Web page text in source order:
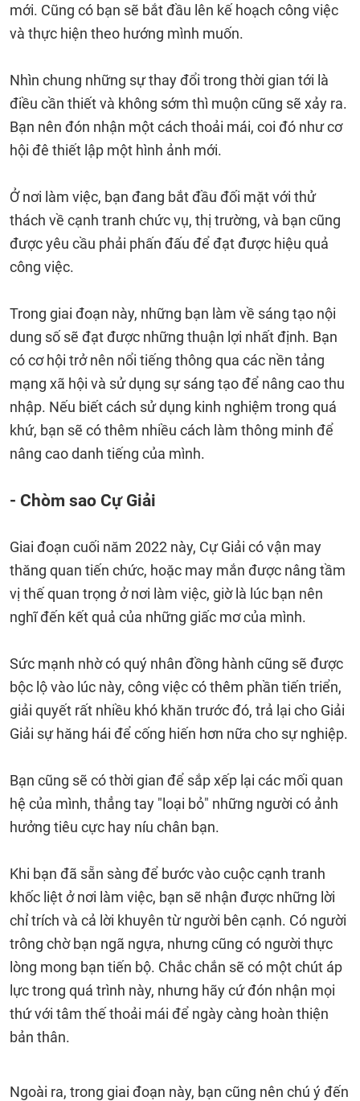
mới. Cũng có bạn sẽ bắt đầu lên kế hoạch công việc
và thực hiện theo hướng mình muốn.
Nhìn chung những sự thay đổi trong thời gian tới là
điều cần thiết và không sớm thì muộn cũng sẽ xảy ra.
Bạn nên đón nhận một cách thoải mái, coi đó như cơ
hội đê thiết lập một hình ảnh mới.
Ở nơi làm việc, bạn đang bắt đầu đối mặt với thử
thách về cạnh tranh chức vụ, thị trường, và bạn cũng
được yêu cầu phải phấn đấu để đạt được hiệu quả
công việc.
Trong giai đoạn này, những bạn làm về sáng tạo nội
dung số sẽ đạt được những thuận lợi nhất định. Bạn
có cơ hội trở nên nổi tiếng thông qua các nền tảng
mạng xã hội và sử dụng sự sáng tạo để nâng cao thu
nhập. Nếu biết cách sử dụng kinh nghiệm trong quá
khứ, bạn sẽ có thêm nhiều cách làm thông minh để
nâng cao danh tiếng của mình.
- Chòm sao Cự Giải
Giai đoạn cuối năm 2022 này, Cự Giải có vận may
thăng quan tiến chức, hoặc may mắn được nâng tầm
vị thế quan trọng ở nơi làm việc, giờ là lúc bạn nên
nghĩ đến kết quả của những giấc mơ của mình.
Sức mạnh nhờ có quý nhân đồng hành cũng sẽ được
bộc lộ vào lúc này, công việc có thêm phần tiến triển,
giải quyết rất nhiều khó khăn trước đó, trả lại cho Giải
Giải sự hăng hái để cống hiến hơn nữa cho sự nghiệp.
Bạn cũng sẽ có thời gian để sắp xếp lại các mối quan
hệ của mình, thẳng tay "loại bỏ" những người có ảnh
hưởng tiêu cực hay níu chân bạn.
Khi bạn đã sẵn sàng để bước vào cuộc cạnh tranh
khốc liệt ở nơi làm việc, bạn sẽ nhận được những lời
chỉ trích và cả lời khuyên từ người bên cạnh. Có người
trông chờ bạn ngã ngựa, nhưng cũng có người thực
lòng mong bạn tiến bộ. Chắc chắn sẽ có một chút áp
lực trong quá trình này, nhưng hãy cứ đón nhận mọi
thứ với tâm thế thoải mái để ngày càng hoàn thiện
bản thân.
Ngoài ra, trong giai đoạn này, bạn cũng nên chú ý đến